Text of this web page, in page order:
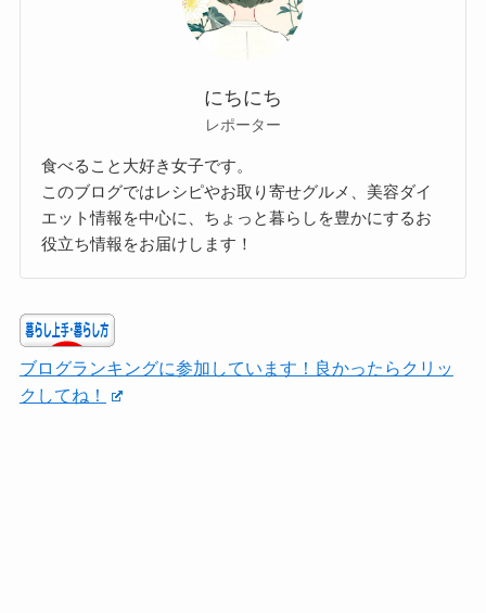
にちにち
レポーター
食べること大好き女子です。
このブログではレシピやお取り寄せグルメ、美容ダイ
エット情報を中心に、ちょっと暮らしを豊かにするお
役立ち情報をお届けします！
ブログランキングに参加しています！良かったらクリッ
クしてね！